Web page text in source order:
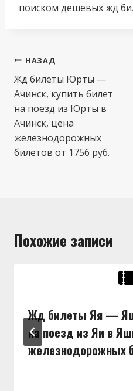
поиском дешевых жд
Навигация
по
записям
НАЗАД
Жд билеты Юрты —
Ачинск, купить билет
на поезд из Юрты в
Ачинск, цена
железнодорожных
билетов от 1756 руб.
Похожие записи
Жд билеты Яя —
на поезд из Яи в
железнодорожных